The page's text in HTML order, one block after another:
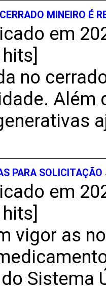
MINEIRO É
em
no
Além
PARA
em
vigor as
Sistema